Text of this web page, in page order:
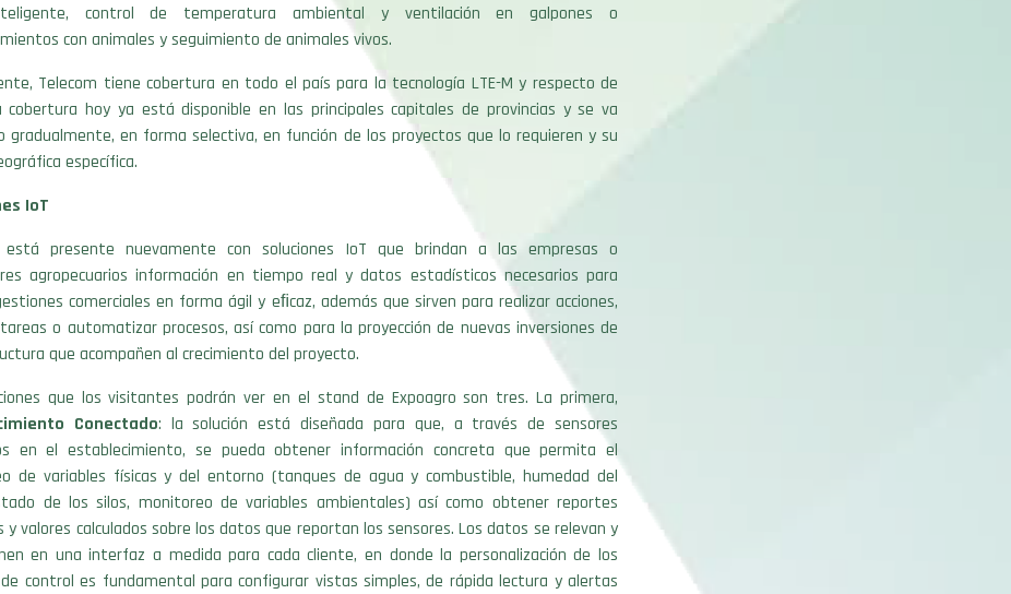
control de temperatura ambiental y ventilación en galpones o
con animales y seguimiento de animales vivos.
Telecom tiene cobertura en todo el país para la tecnología LTE-M y respecto de
cobertura hoy ya está disponible en las principales capitales de provincias y se va
gradualmente, en forma selectiva, en función de los proyectos que lo requieren y su
específica.
IoT
está presente nuevamente con soluciones IoT que brindan a las empresas o
agropecuarios información en tiempo real y datos estadísticos necesarios para
comerciales en forma ágil y eﬁcaz, además que sirven para realizar acciones,
o automatizar procesos, así como para la proyección de nuevas inversiones de
que acompañen al crecimiento del proyecto.
que los visitantes podrán ver en el stand de Expoagro son tres. La primera,
Conectado: la solución está diseñada para que, a través de sensores
en el establecimiento, se pueda obtener información concreta que permita el
de variables físicas y del entorno (tanques de agua y combustible, humedad del
de los silos, monitoreo de variables ambientales) así como obtener reportes
y valores calculados sobre los datos que reportan los sensores. Los datos se relevan y
en una interfaz a medida para cada cliente, en donde la personalización de los
control es fundamental para configurar vistas simples, de rápida lectura y alertas